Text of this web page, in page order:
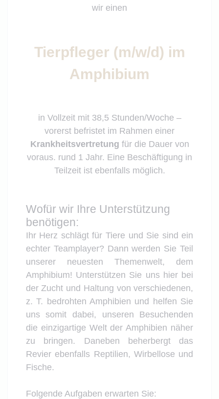
wir einen
Tierpfleger (m/w/d) im
Amphibium
in Vollzeit mit 38,5 Stunden/Woche –
vorerst befristet im Rahmen einer
Krankheitsvertretung für die Dauer von
voraus. rund 1 Jahr. Eine Beschäftigung in
Teilzeit ist ebenfalls möglich.
Wofür wir Ihre Unterstützung
benötigen:
Ihr Herz schlägt für Tiere und Sie sind ein
echter Teamplayer? Dann werden Sie Teil
unserer neuesten Themenwelt, dem
Amphibium! Unterstützen Sie uns hier bei
der Zucht und Haltung von verschiedenen,
z. T. bedrohten Amphibien und helfen Sie
uns somit dabei, unseren Besuchenden
die einzigartige Welt der Amphibien näher
zu bringen. Daneben beherbergt das
Revier ebenfalls Reptilien, Wirbellose und
Fische.
Folgende Aufgaben erwarten Sie: